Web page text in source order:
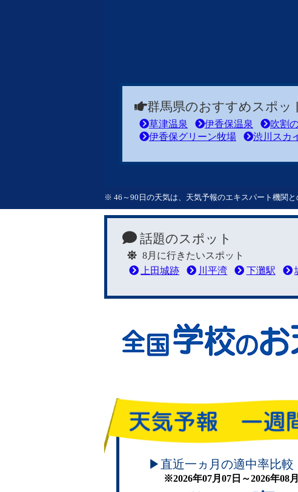
群馬県のおすすめスポッ
草津温泉 伊香保温泉 吹割
伊香保グリーン牧場
渋川スカ
※ 46～90日の天気は、天気予報のエキスパート機関
話題のスポット
8月に行きたいスポット
上田城跡
川平湾 下灘駅
頑張れ！学校のお天気
▶直近一ヵ月の適中率比較
※2026年07月07日～2026年08